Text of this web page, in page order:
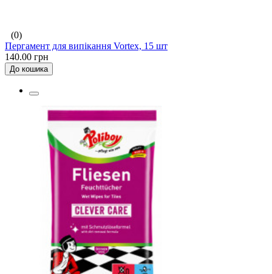
(0)
Пергамент для випікання Vortex, 15 шт
140.00 грн
До кошика